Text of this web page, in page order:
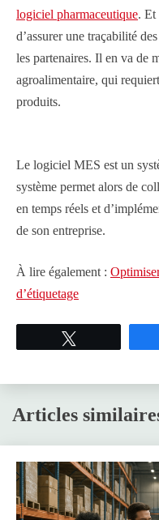
logiciel pharmaceutique. Et
d’assurer une traçabilité
les partenaires. Il en va de
agroalimentaire, qui
produits.
Le logiciel MES est un
système permet alors de
en temps réels et
de son entreprise.
À lire également :
d’étiquetage
Articles